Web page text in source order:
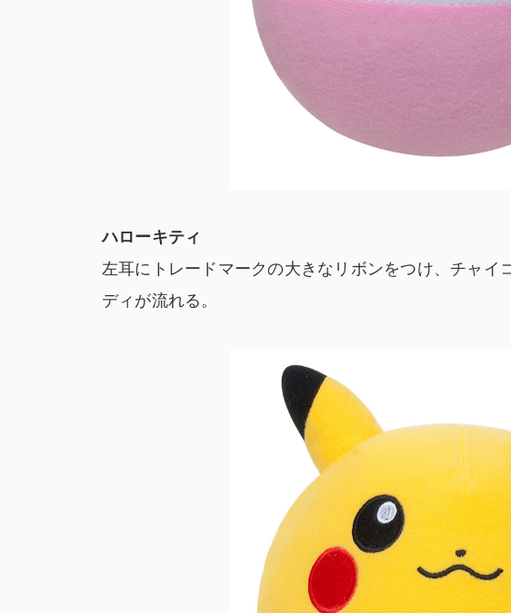
ハローキティ
左耳にトレードマークの大きなリボンをつけ、チャイ
ディが流れる。